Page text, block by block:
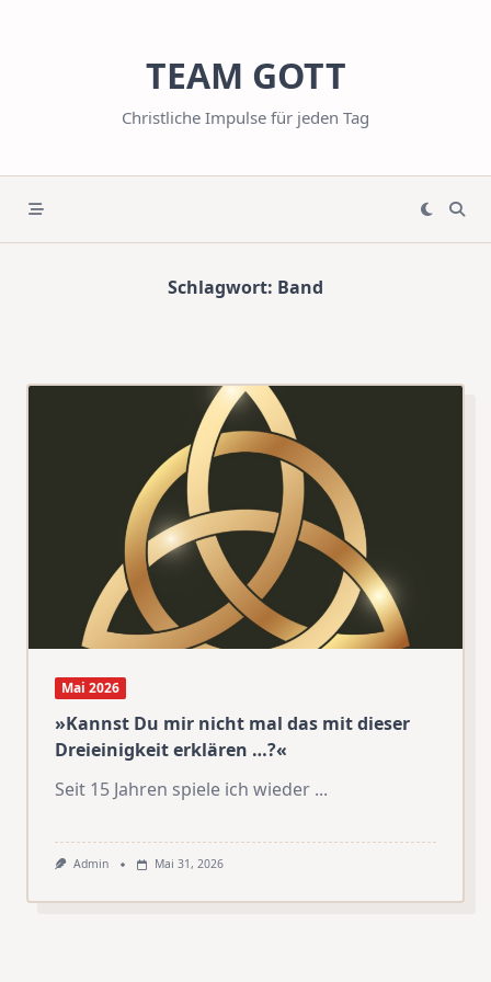
TEAM GOTT
Christliche Impulse für jeden Tag
Schlagwort: Band
Mai 2026
»Kannst Du mir nicht mal das mit dieser
Dreieinigkeit erklären …?«
Seit 15 Jahren spiele ich wieder ...
Admin Mai 31, 2026